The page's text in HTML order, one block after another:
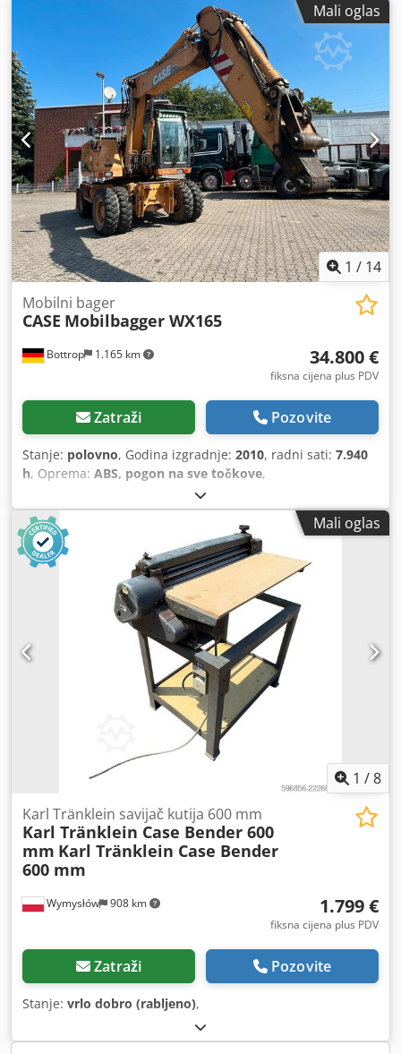
Mali oglas
1 / 14
Bottrop 1.165 km
Mobilni bager
CASE Mobilbagger WX165
34.800 €
fiksna cijena plus PDV
Zatraži Pozovite
Stanje: polovno, Godina izgradnje: 2010, radni sati: 7.940
h, Oprema: ABS, pogon na sve točkove,
Mali oglas
1 /8
Wymysłów 908 km
Karl Tränklein savijač kutija 600 mm
Karl Tränklein Case Bender 600
mm Karl Tränklein Case Bender
600 mm
1.799 €
fiksna cijena plus PDV
Zatraži Pozovite
Stanje: vrlo dobro (rabljeno),